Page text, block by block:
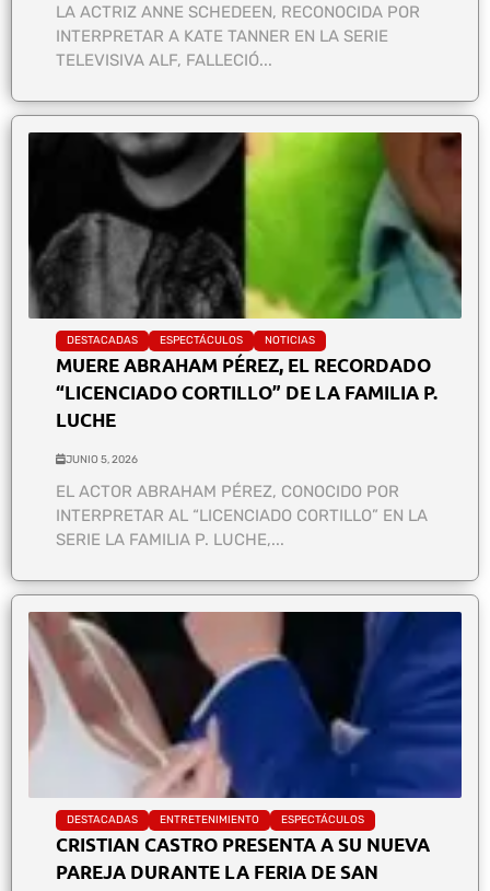
LA ACTRIZ ANNE SCHEDEEN, RECONOCIDA POR
INTERPRETAR A KATE TANNER EN LA SERIE
TELEVISIVA ALF, FALLECIÓ...
DESTACADAS ESPECTÁCULOS NOTICIAS
MUERE ABRAHAM PÉREZ, EL RECORDADO
“LICENCIADO CORTILLO” DE LA FAMILIA P.
LUCHE
JUNIO 5, 2026
EL ACTOR ABRAHAM PÉREZ, CONOCIDO POR
INTERPRETAR AL “LICENCIADO CORTILLO” EN LA
SERIE LA FAMILIA P. LUCHE,...
DESTACADAS ENTRETENIMIENTO ESPECTÁCULOS
CRISTIAN CASTRO PRESENTA A SU NUEVA
PAREJA DURANTE LA FERIA DE SAN